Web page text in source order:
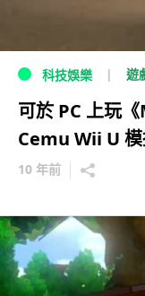
科技娛樂 遊
可於 PC 上玩
Cemu Wii U
10 年前